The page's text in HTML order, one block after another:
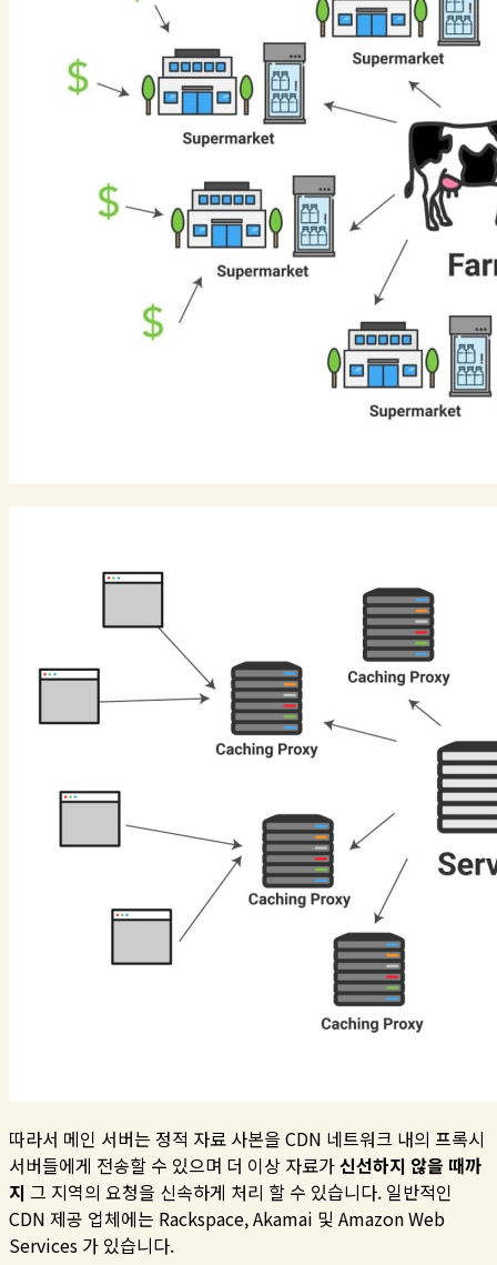
따라서 메인 서버는 정적 자료 사본을 CDN 네트워크 내의 프록시
서버들에게 전송할 수 있으며 더 이상 자료가신선하지 않을 때까
지 그 지역의 요청을 신속하게 처리 할 수 있습니다. 일반적인
CDN 제공 업체에는 Rackspace, Akamai 및 Amazon Web
Services 가 있습니다.